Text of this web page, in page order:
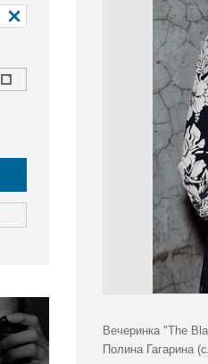
Вечеринка "The
Полина Гагарина